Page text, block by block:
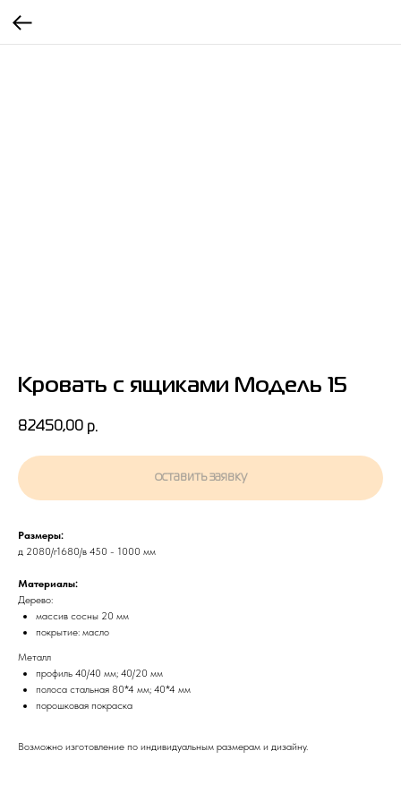
Кровать с ящиками Модель 15
82450,00 р.
оставить заявку
Размеры:
д 2080/г1680/в 450 - 1000 мм
Материалы:
Дерево:
массив сосны 20 мм
покрытие: масло
Металл
профиль 40/40 мм; 40/20 мм
полоса стальная 80*4 мм; 40*4 мм
порошковая покраска
Возможно изготовление по индивидуальным размерам и дизайну.